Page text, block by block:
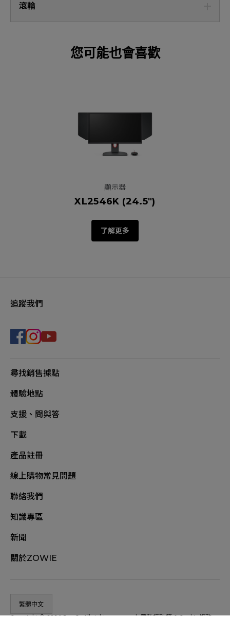
滾輪
您可能也會喜歡
顯示器
XL2546K (24.5")
了解更多
追蹤我們
尋找銷售據點
體驗地點
支援、問與答
下載
產品註冊
線上購物常見問題
聯絡我們
知識專區
新聞
關於ZOWIE
繁體中文